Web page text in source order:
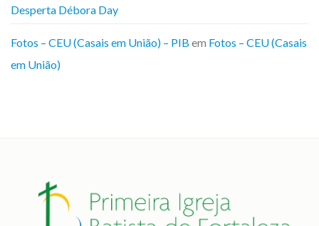
Desperta Débora Day
Fotos – CEU (Casais em União) – PIB em Fotos – CEU (Casais
em União)